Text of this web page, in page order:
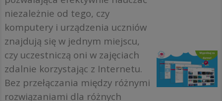
niezależnie od tego, czy
komputery i urządzenia uczniów
znajdują się w jednym miejscu,
czy uczestniczą oni w zajęciach
zdalnie korzystając z Internetu.
Bez przełączania między różnymi
rozwiązaniami dla różnych